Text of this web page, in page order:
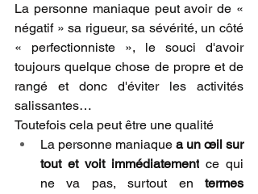
La personne maniaque peut avoir de «
négatif » sa rigueur, sa sévérité, un côté
« perfectionniste », le souci d'avoir
toujours quelque chose de propre et de
rangé et donc d'éviter les activités
salissantes…
Toutefois cela peut être une qualité
La personne maniaque a un œil sur
tout et voit immédiatement ce qui
ne va pas, surtout en termes